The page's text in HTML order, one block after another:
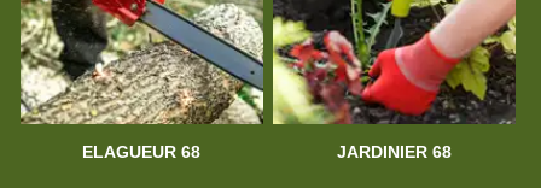
ELAGUEUR 68 JARDINIER 68